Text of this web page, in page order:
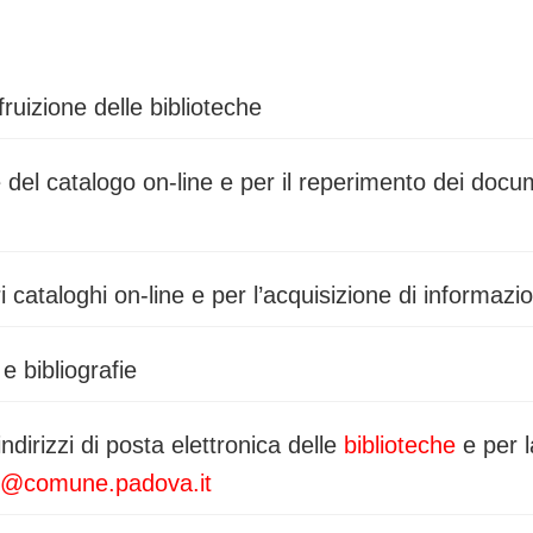
delle biblioteche
catalogo on-line e per il reperimento dei
on-line e per l’acquisizione di
bibliografie
di posta elettronica delle biblioteche e per